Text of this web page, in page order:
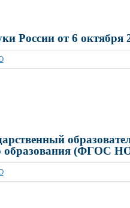
России от 6 октября
образования (ФГОС